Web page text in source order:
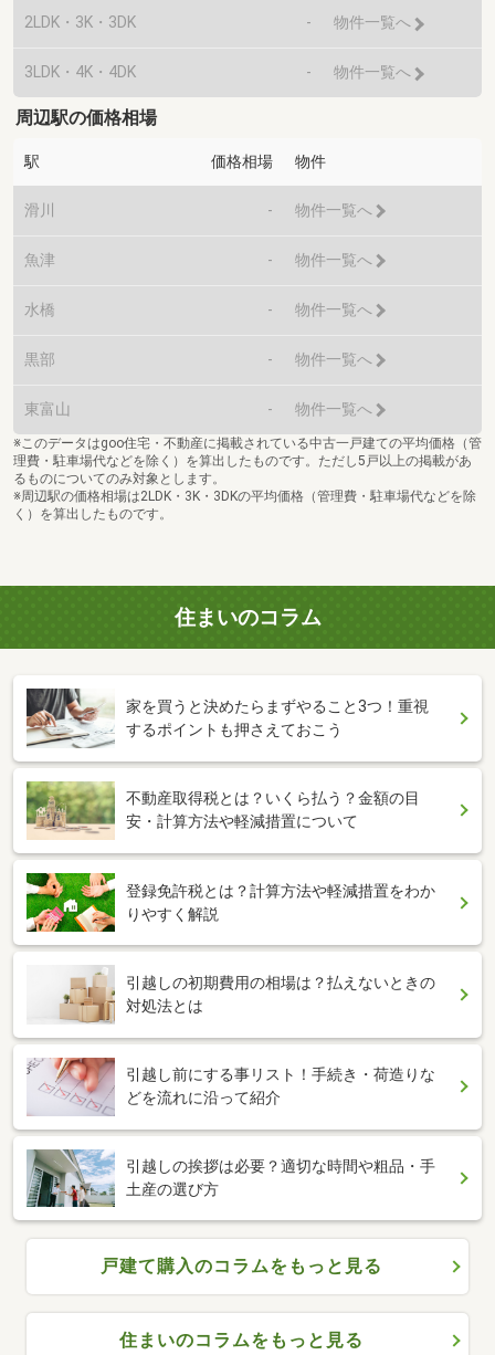
2LDK・3K・3DK - 物件一覧へ
3LDK・4K・4DK - 物件一覧へ
周辺駅の価格相場
駅 価格相場 物件
滑川 - 物件一覧へ
魚津 - 物件一覧へ
水橋 - 物件一覧へ
黒部 - 物件一覧へ
東富山 - 物件一覧へ
※このデータはgoo住宅・不動産に掲載されている中古一戸建ての平均価格（管
理費・駐車場代などを除く）を算出したものです。ただし5戸以上の掲載があ
るものについてのみ対象とします。
※周辺駅の価格相場は2LDK・3K・3DKの平均価格（管理費・駐車場代などを除
く）を算出したものです。
住まいのコラム
家を買うと決めたらまずやること3つ！重視
するポイントも押さえておこう
不動産取得税とは？いくら払う？金額の目
安・計算方法や軽減措置について
登録免許税とは？計算方法や軽減措置をわか
りやすく解説
引越しの初期費用の相場は？払えないときの
対処法とは
引越し前にする事リスト！手続き・荷造りな
どを流れに沿って紹介
引越しの挨拶は必要？適切な時間や粗品・手
土産の選び方
戸建て購入のコラムをもっと見る
住まいのコラムをもっと見る